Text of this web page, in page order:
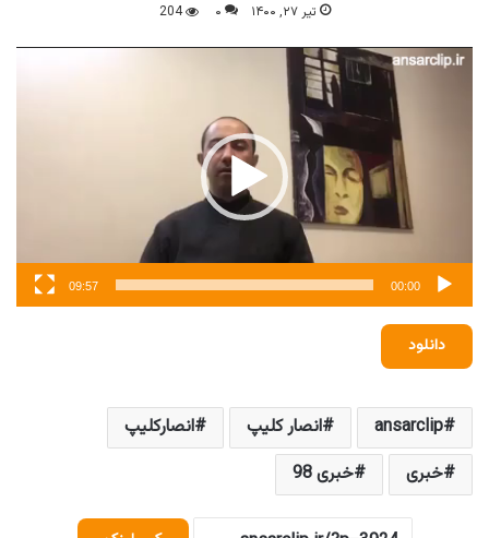
تیر ۲۷, ۱۴۰۰ ۰ 204
نمایشگر
ویدیو
00:00
09:57
دانلود
ansarclip انصار کلیپ
انصارکلیپ
خبری
خبری 98